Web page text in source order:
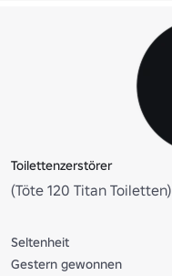
Toilettenzerstörer
(Töte 120 Titan Toiletten)
Seltenheit
Gestern gewonnen